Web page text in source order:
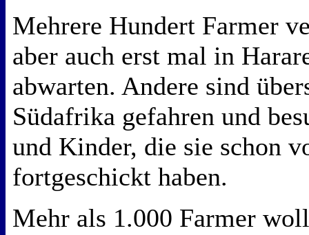
Mehrere Hundert Farmer
aber auch erst mal in
abwarten. Andere sind
Südafrika gefahren und
und Kinder, die sie schon
fortgeschickt haben.
Mehr als 1.000 Farmer